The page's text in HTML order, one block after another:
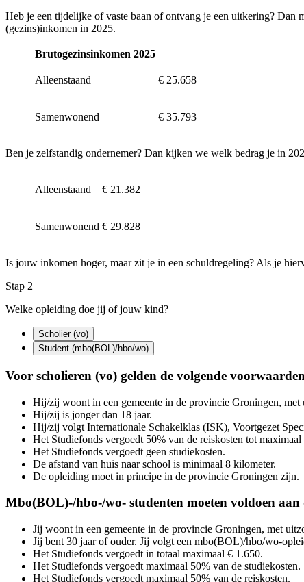
Heb je een tijdelijke of vaste baan of ontvang je een uitkering? Dan
(gezins)inkomen in 2025.
Brutogezinsinkomen 2025
Alleenstaand € 25.658
Samenwonend € 35.793
Ben je zelfstandig ondernemer? Dan kijken we welk bedrag je in
Alleenstaand € 21.382
Samenwonend € 29.828
Is jouw inkomen hoger, maar zit je in een schuldregeling? Als je
Stap 2
Welke opleiding doe jij of jouw kind?
Scholier (vo)
Student (mbo(BOL)/hbo/wo)
Voor scholieren (vo) gelden de volgende
Hij/zij woont in een gemeente in de provincie Groningen, met
Hij/zij is jonger dan 18 jaar.
Hij/zij volgt Internationale Schakelklas (ISK), Voortgezet
Het Studiefonds vergoedt 50% van de reiskosten tot maximaal
Het Studiefonds vergoedt geen studiekosten.
De afstand van huis naar school is minimaal 8 kilometer.
De opleiding moet in principe in de provincie Groningen zijn.
Mbo(BOL)-/hbo-/wo- studenten moeten voldoen
Jij woont in een gemeente in de provincie Groningen, met
Jij bent 30 jaar of ouder. Jij volgt een mbo(BOL)/hbo/wo-
Het Studiefonds vergoedt in totaal maximaal € 1.650.
Het Studiefonds vergoedt maximaal 50% van de studiekosten.
Het Studiefonds vergoedt maximaal 50% van de reiskosten.